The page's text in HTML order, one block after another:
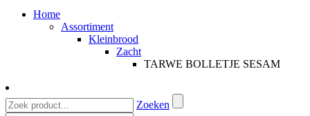
Home
Assortiment
Kleinbrood
Zacht
TARWE BOLLETJE SESAM
Zoeken